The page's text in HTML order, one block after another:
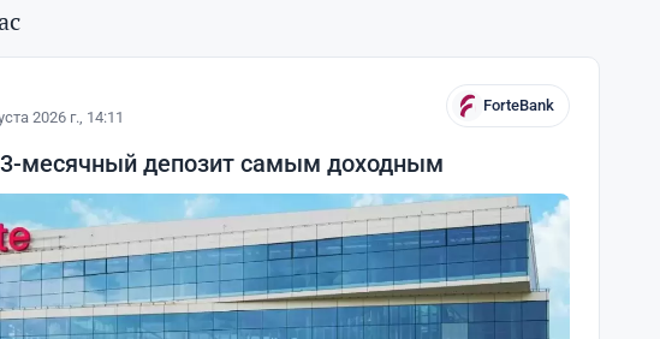
2026 г., 14:11
ForteBank
3-месячный депозит самым доходным